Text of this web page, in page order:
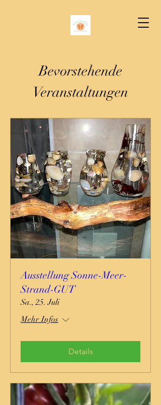
Bevorstehende
Veranstaltungen
Ausstellung Sonne-Meer-
Strand-GUT
Sa., 25. Juli
Mehr Infos
Details